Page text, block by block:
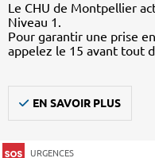
Le CHU de Montpellier
Niveau 1.
Pour garantir une prise
appelez le 15 avant tout
EN SAVOIR PLUS
URGENCES